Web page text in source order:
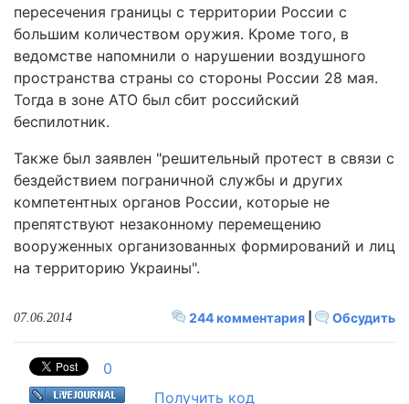
пересечения границы с территории России с
большим количеством оружия. Кроме того, в
ведомстве напомнили о нарушении воздушного
пространства страны со стороны России 28 мая.
Тогда в зоне АТО был сбит российский
беспилотник.
Также был заявлен "решительный протест в связи с
бездействием пограничной службы и других
компетентных органов России, которые не
препятствуют незаконному перемещению
вооруженных организованных формирований и лиц
на территорию Украины".
244 комментария Обсудить
07.06.2014
0
Получить код